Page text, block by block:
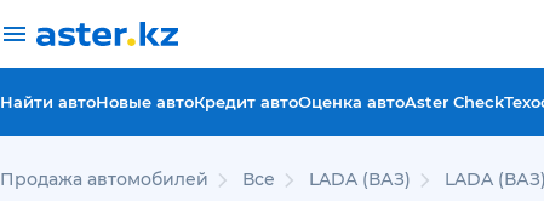
Найти автоНовые автоКредит автоОценка автоAster Check
Продажа автомобилей Все LADA (ВАЗ) LADA